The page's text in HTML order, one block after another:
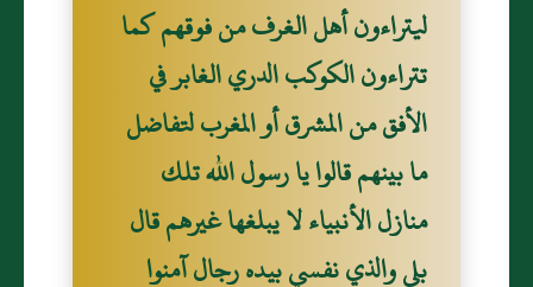
ليتراءون أهل الغرف من فوقهم كما
تتراءون الكوكب الدري الغابر في
الأفق من المشرق أو المغرب لتفاضل
ما بينهم قالوا يا رسول الله تلك
منازل الأنبياء لا يبلغها غيرهم قال
بلى والذي نفسي بيده رجال آمنوا